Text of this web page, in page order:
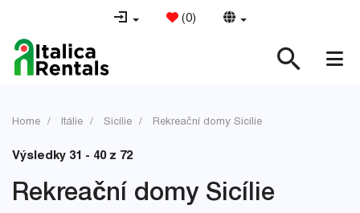
(0)
Home Itálie Sicílie Rekreační domy Sicílie
Výsledky 31 - 40 z 72
Rekreační domy Sicílie